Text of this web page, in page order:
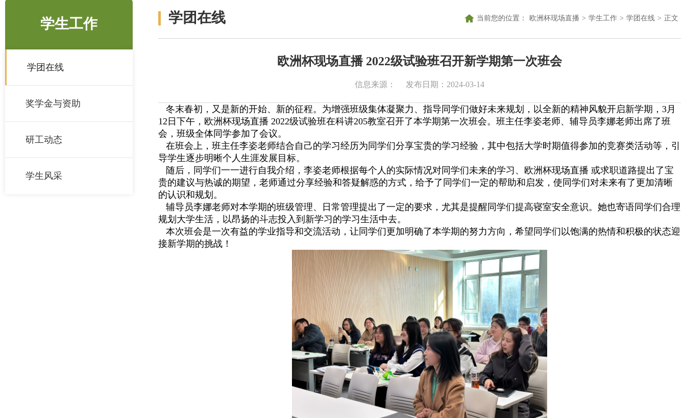
学生工作
学团在线
奖学金与资助
研工动态
学生风采
学团在线 当前您的位置： 欧洲杯现场直播 > 学生工作 > 学团在线 > 正文
欧洲杯现场直播 2022级试验班召开新学期第一次班会
信息来源： 发布日期：2024-03-14
冬末春初，又是新的开始、新的征程。为增强班级集体凝聚力、指导同学们做好未来规划，以全新的精神风貌开启新学期，3月
12日下午，欧洲杯现场直播 2022级试验班在科讲205教室召开了本学期第一次班会。班主任李姿老师、辅导员李娜老师出席了班
会，班级全体同学参加了会议。
在班会上，班主任李姿老师结合自己的学习经历为同学们分享宝贵的学习经验，其中包括大学时期值得参加的竞赛类活动等，引
导学生逐步明晰个人生涯发展目标。
随后，同学们一一进行自我介绍，李姿老师根据每个人的实际情况对同学们未来的学习、欧洲杯现场直播 或求职道路提出了宝
贵的建议与热诚的期望，老师通过分享经验和答疑解惑的方式，给予了同学们一定的帮助和启发，使同学们对未来有了更加清晰
的认识和规划。
辅导员李娜老师对本学期的班级管理、日常管理提出了一定的要求，尤其是提醒同学们提高寝室安全意识。她也寄语同学们合理
规划大学生活，以昂扬的斗志投入到新学习的学习生活中去。
本次班会是一次有益的学业指导和交流活动，让同学们更加明确了本学期的努力方向，希望同学们以饱满的热情和积极的状态迎
接新学期的挑战！